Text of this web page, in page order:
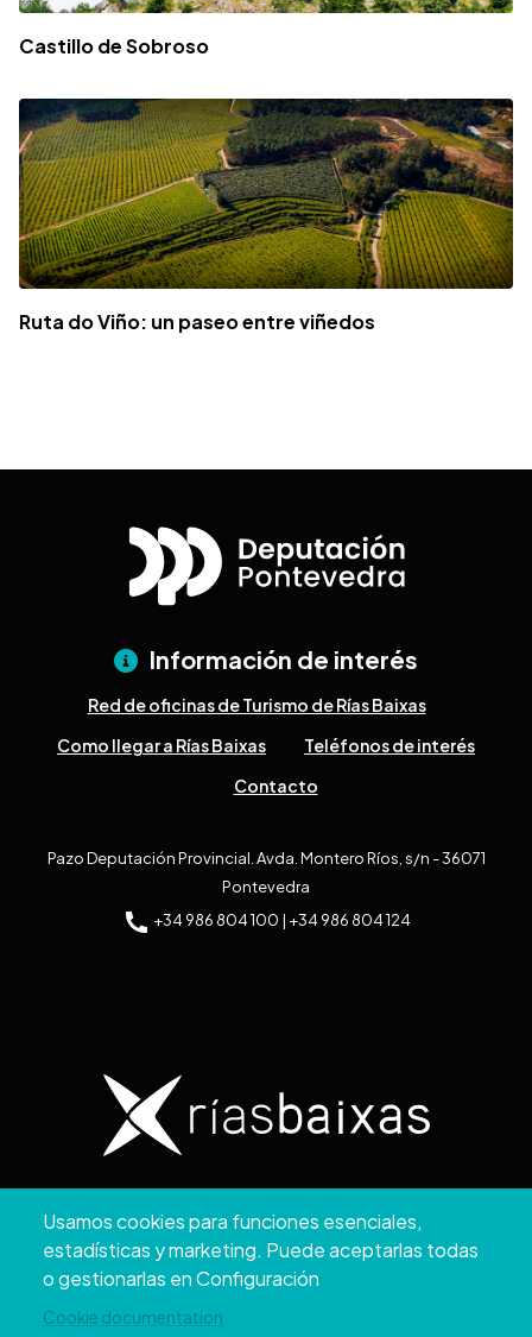
Castillo de Sobroso
Ruta do Viño: un paseo entre viñedos
Usamos cookies para funciones esenciales,
estadísticas y marketing. Puede aceptarlas todas
o gestionarlas en Configuración
Cookie documentation
Información de interés
Red de oficinas de Turismo de Rías Baixas
Como llegar a Rías Baixas
Teléfonos de interés
Contacto
Pazo Deputación Provincial. Avda. Montero Ríos, s/n - 36071
Pontevedra
+34 986 804 100 | +34 986 804 124
Reservados todos los derechos
Aviso
Accesibilidad Protección de